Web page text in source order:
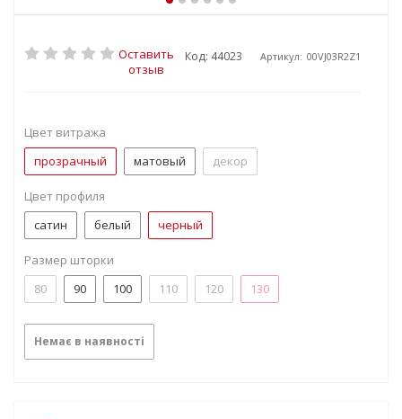
Оставить
отзыв
Код: 44023 Артикул: 00VJ03R2Z1
Цвет витража
прозрачный
матовый декор
Цвет профиля
сатин
белый черный
Размер шторки
80
90 100 110 120 130
Немає в наявності